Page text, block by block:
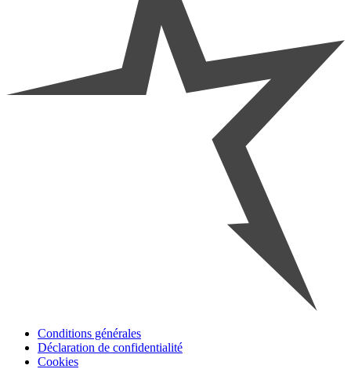
Conditions générales
Déclaration de confidentialité
Cookies